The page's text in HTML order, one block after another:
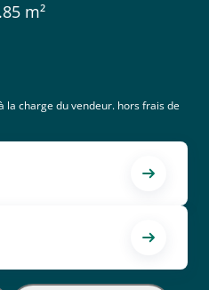
m²
la charge du vendeur. hors frais de